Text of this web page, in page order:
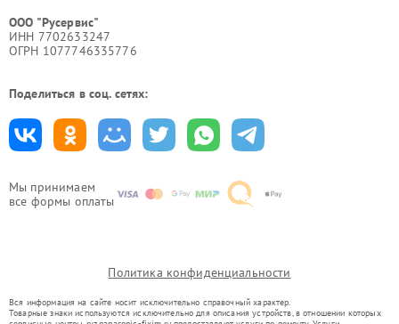
Мы принимаем
все формы оплаты
ООО "Русервис"
ИНН 7702633247
ОГРН 1077746335776
Поделиться в соц. сетях:
Политика конфиденциальности
Вся информация на сайте носит исключительно справочный характер.
Товарные знаки используются исключительно для описания устройств, в отношении которых